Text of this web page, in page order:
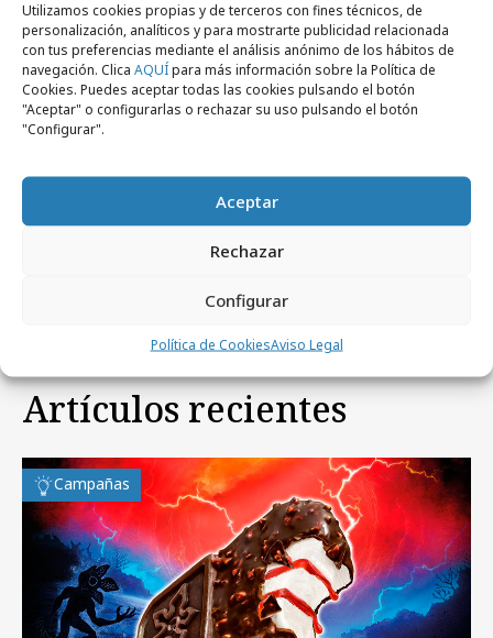
Utilizamos cookies propias y de terceros con fines técnicos, de
personalización, analíticos y para mostrarte publicidad relacionada
con tus preferencias mediante el análisis anónimo de los hábitos de
navegación. Clica AQUÍpara más información sobre la Política de
Cookies. Puedes aceptar todas las cookies pulsando el botón
"Aceptar" o configurarlas o rechazar su uso pulsando el botón
"Configurar".
Aceptar
Rechazar
Configurar
Política de CookiesAviso Legal
Alphabet (grupo BMW) presenta a los
Artículos recientes
Campañas